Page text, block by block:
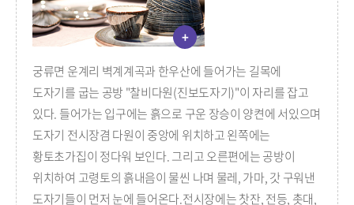
+
궁류면 운계리 벽계계곡과 한우산에 들어가는 길목에
도자기를 굽는 공방 "찰비다원(진보도자기)"이 자리를 잡고
있다. 들어가는 입구에는 흙으로 구운 장승이 양켠에 서있으며
도자기 전시장겸 다원이 중앙에 위치하고 왼쪽에는
황토초가집이 정다워 보인다. 그리고 오른편에는 공방이
위치하여 고령토의 흙내음이 물씬 나며 물레, 가마, 갓 구워낸
도자기들이 먼저 눈에 들어온다.전시장에는 찻잔, 전등, 촛대,